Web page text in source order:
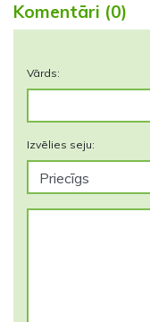
Komentāri (0)
Vārds:
Izvēlies seju: